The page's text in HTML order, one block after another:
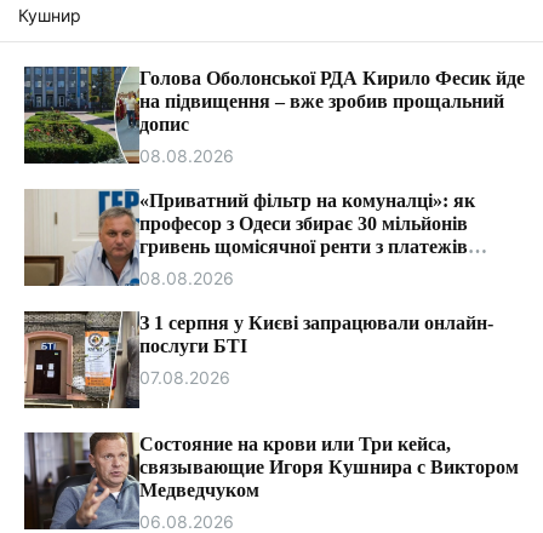
т
Кушнир
Голова Оболонської РДА Кирило Фесик йде
на підвищення – вже зробив прощальний
допис
08.08.2026
«Приватний фільтр на комуналці»: як
професор з Одеси збирає 30 мільйонів
гривень щомісячної ренти з платежів
громадян.
08.08.2026
З 1 серпня у Києві запрацювали онлайн-
послуги БТІ
07.08.2026
Состояние на крови или Три кейса,
связывающие Игоря Кушнира с Виктором
Медведчуком
06.08.2026